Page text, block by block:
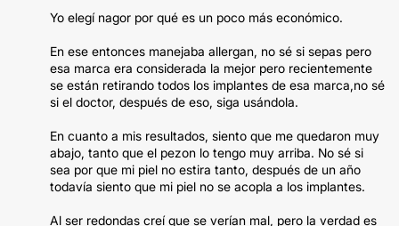
Yo elegí nagor por qué es un poco más económico.
En ese entonces manejaba allergan, no sé si sepas pero
esa marca era considerada la mejor pero recientemente
se están retirando todos los implantes de esa marca,no sé
si el doctor, después de eso, siga usándola.
En cuanto a mis resultados, siento que me quedaron muy
abajo, tanto que el pezon lo tengo muy arriba. No sé si
sea por que mi piel no estira tanto, después de un año
todavía siento que mi piel no se acopla a los implantes.
Al ser redondas creí que se verían mal, pero la verdad es